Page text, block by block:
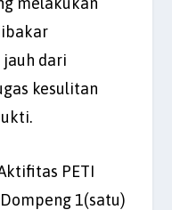
dari
kesulitan
PETI
1(satu)